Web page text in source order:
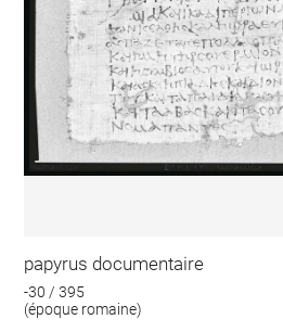
papyrus documentaire
-30 / 395
(époque romaine)